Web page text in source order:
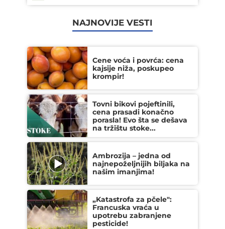
NAJNOVIJE VESTI
Cene voća i povrća: cena
kajsije niža, poskupeo
krompir!
Tovni bikovi pojeftinili,
cena prasadi konačno
porasla! Evo šta se dešava
na tržištu stoke...
Ambrozija – jedna od
najnepoželjnijih biljaka na
našim imanjima!
„Katastrofa za pčele":
Francuska vraća u
upotrebu zabranjene
pesticide!